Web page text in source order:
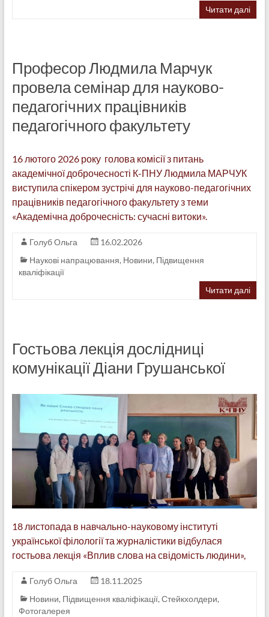
Читати далі
Професор Людмила Марчук
провела семінар для науково-
педагогічних працівників
педагогічного факультету
16 лютого 2026 року голова комісії з питань
академічної доброчесності К-ПНУ Людмила МАРЧУК
виступила спікером зустрічі для науково-педагогічних
працівників педагогічного факультету з теми
«Академічна доброчесність: сучасні витоки».
Голуб Ольга
16.02.2026
Наукові напрацювання, Новини, Підвищення
кваліфікації
Читати далі
Гостьова лекція дослідниці
комунікації Діани Грушанської
18 листопада в навчально-науковому інституті
української філології та журналістики відбулася
гостьова лекція «Вплив слова на свідомість людини»,
Голуб Ольга
18.11.2025
Новини, Підвищення кваліфікації, Стейкхолдери,
Фотогалерея